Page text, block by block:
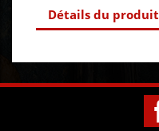
Détails du produit